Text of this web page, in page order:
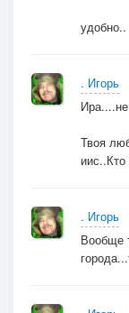
удобно..
. Игорь
Твоя
. Игорь
Вообще